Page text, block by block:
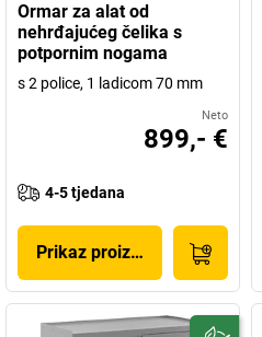
Ormar za alat od
nehrđajućeg čelika s
potpornim nogama
s 2 police, 1 ladicom 70 mm
Neto
899,- €
4-5 tjedana
Prikaz proizvoda